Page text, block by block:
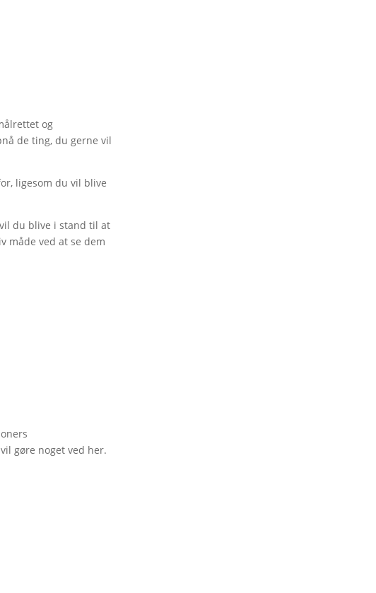
og
de ting, du gerne vil
ligesom du vil blive
du blive i stand til at
måde ved at se dem
gøre noget ved her.